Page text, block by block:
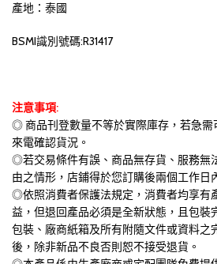
產地：泰國
BSMI識別號碼:R31417
注意事項:
◎ 商品刊登數量不等於實際庫存，若急需
來電確認貨況。
◎若交易條件有誤、商品無存貨、服務無
由之情形，店鋪得於您訂購後兩個工作日
◎依照消費者保護法規定，消費者均享有
益，但退回產品必須是全新狀態，且包裝
包裝、廠商紙箱及所有附隨文件或資料之
後，除非新品不良否則恕不接受退貨。